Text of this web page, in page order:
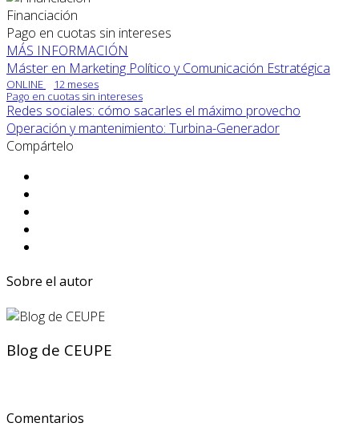
Financiación
Pago en cuotas sin intereses
MÁS INFORMACIÓN
Máster en Marketing Político y Comunicación Estratégica
ONLINE
12 meses
Pago en cuotas sin intereses
Redes sociales: cómo sacarles el máximo provecho
Operación y mantenimiento: Turbina-Generador
Compártelo
Sobre el autor
Blog de CEUPE
Comentarios